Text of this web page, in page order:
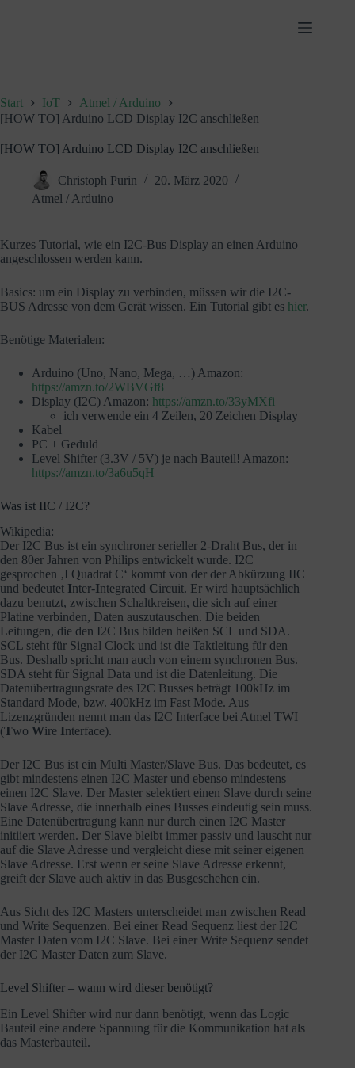
Start IoT
Atmel / Arduino
[HOW TO] Arduino LCD Display I2C anschließen
[HOW TO] Arduino LCD Display I2C anschließen
Christoph Purin
20. März 2020
Atmel / Arduino
Kurzes Tutorial, wie ein I2C-Bus Display an einen Arduino
angeschlossen werden kann.
Basics: um ein Display zu verbinden, müssen wir die I2C-
BUS Adresse von dem Gerät wissen. Ein Tutorial gibt es hier.
Benötige Materialen:
Arduino (Uno, Nano, Mega, …) Amazon:
https://amzn.to/2WBVGf8
Display (I2C) Amazon: https://amzn.to/33yMXfi
ich verwende ein 4 Zeilen, 20 Zeichen Display
Kabel
PC + Geduld
Level Shifter (3.3V / 5V) je nach Bauteil! Amazon:
https://amzn.to/3a6u5qH
Was ist IIC / I2C?
Wikipedia:
Der I2C Bus ist ein synchroner serieller 2-Draht Bus, der in
den 80er Jahren von Philips entwickelt wurde. I2C
gesprochen ‚I Quadrat C‘ kommt von der der Abkürzung IIC
und bedeutet Inter-Integrated Circuit. Er wird hauptsächlich
dazu benutzt, zwischen Schaltkreisen, die sich auf einer
Platine verbinden, Daten auszutauschen. Die beiden
Leitungen, die den I2C Bus bilden heißen SCL und SDA.
SCL steht für Signal Clock und ist die Taktleitung für den
Bus. Deshalb spricht man auch von einem synchronen Bus.
SDA steht für Signal Data und ist die Datenleitung. Die
Datenübertragungsrate des I2C Busses beträgt 100kHz im
Standard Mode, bzw. 400kHz im Fast Mode. Aus
Lizenzgründen nennt man das I2C Interface bei Atmel TWI
(Two Wire Interface).
Der I2C Bus ist ein Multi Master/Slave Bus. Das bedeutet, es
gibt mindestens einen I2C Master und ebenso mindestens
einen I2C Slave. Der Master selektiert einen Slave durch seine
Slave Adresse, die innerhalb eines Busses eindeutig sein muss.
Eine Datenübertragung kann nur durch einen I2C Master
initiiert werden. Der Slave bleibt immer passiv und lauscht nur
auf die Slave Adresse und vergleicht diese mit seiner eigenen
Slave Adresse. Erst wenn er seine Slave Adresse erkennt,
greift der Slave auch aktiv in das Busgeschehen ein.
Aus Sicht des I2C Masters unterscheidet man zwischen Read
und Write Sequenzen. Bei einer Read Sequenz liest der I2C
Master Daten vom I2C Slave. Bei einer Write Sequenz sendet
der I2C Master Daten zum Slave.
Level Shifter – wann wird dieser benötigt?
Ein Level Shifter wird nur dann benötigt, wenn das Logic
Bauteil eine andere Spannung für die Kommunikation hat als
das Masterbauteil.